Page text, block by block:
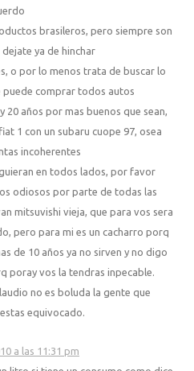
brasileros, pero siempre son
ya de hinchar
o por lo menos trata de buscar lo
comprar todos autos
20 años por mas buenos que sean,
1 con un subaru cuope 97, osea
incoherentes
en todos lados, por favor
odiosos por parte de todas las
mitsuvishi vieja, que para vos sera
pero para mi es un cacharro porq
de 10 años ya no sirven y no digo
poray vos la tendras inpecable.
no es boluda la gente que
equivocado.
a las 11:31 pm